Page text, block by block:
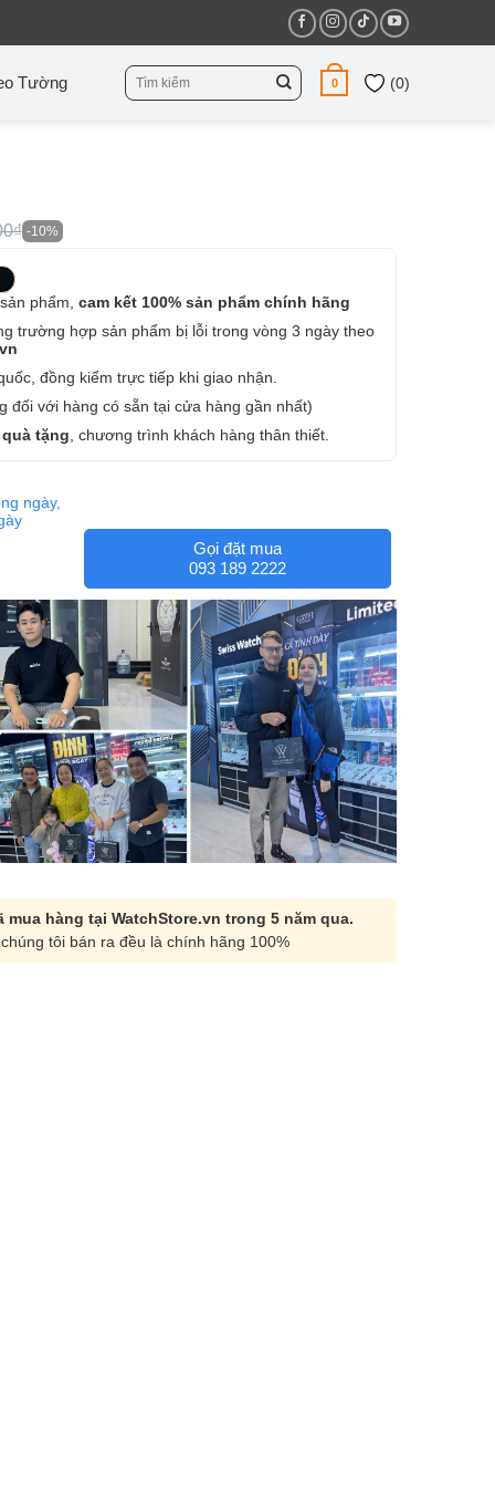
Tường
Tìm
kiếm:
0 (0)
-10%
phẩm, cam kết 100% sản phẩm chính hãng
trường hợp sản phẩm bị lỗi trong vòng 3 ngày theo
đồng kiểm trực tiếp khi giao nhận.
đối với hàng có sẵn tại cửa hàng gần nhất)
tặng , chương trình khách hàng thân thiết.
ngày,
Gọi đặt mua
093 189 2222
mua hàng tại WatchStore.vn trong 5 năm qua.
tôi bán ra đều là chính hãng 100%